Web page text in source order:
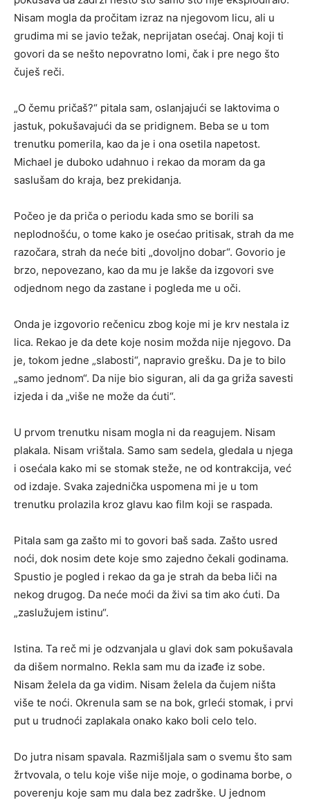
Nisam mogla da pročitam izraz na njegovom licu, ali u
grudima mi se javio težak, neprijatan osećaj. Onaj koji ti
govori da se nešto nepovratno lomi, čak i pre nego što
čuješ reči.
„O čemu pričaš?“ pitala sam, oslanjajući se laktovima o
jastuk, pokušavajući da se pridignem. Beba se u tom
trenutku pomerila, kao da je i ona osetila napetost.
Michael je duboko udahnuo i rekao da moram da ga
saslušam do kraja, bez prekidanja.
Počeo je da priča o periodu kada smo se borili sa
neplodnošću, o tome kako je osećao pritisak, strah da me
razočara, strah da neće biti „dovoljno dobar“. Govorio je
brzo, nepovezano, kao da mu je lakše da izgovori sve
odjednom nego da zastane i pogleda me u oči.
Onda je izgovorio rečenicu zbog koje mi je krv nestala iz
lica. Rekao je da dete koje nosim možda nije njegovo. Da
je, tokom jedne „slabosti“, napravio grešku. Da je to bilo
„samo jednom“. Da nije bio siguran, ali da ga griža savesti
izjeda i da „više ne može da ćuti“.
U prvom trenutku nisam mogla ni da reagujem. Nisam
plakala. Nisam vrištala. Samo sam sedela, gledala u njega
i osećala kako mi se stomak steže, ne od kontrakcija, već
od izdaje. Svaka zajednička uspomena mi je u tom
trenutku prolazila kroz glavu kao film koji se raspada.
Pitala sam ga zašto mi to govori baš sada. Zašto usred
noći, dok nosim dete koje smo zajedno čekali godinama.
Spustio je pogled i rekao da ga je strah da beba liči na
nekog drugog. Da neće moći da živi sa tim ako ćuti. Da
„zaslužujem istinu“.
Istina. Ta reč mi je odzvanjala u glavi dok sam pokušavala
da dišem normalno. Rekla sam mu da izađe iz sobe.
Nisam želela da ga vidim. Nisam želela da čujem ništa
više te noći. Okrenula sam se na bok, grleći stomak, i prvi
put u trudnoći zaplakala onako kako boli celo telo.
Do jutra nisam spavala. Razmišljala sam o svemu što sam
žrtvovala, o telu koje više nije moje, o godinama borbe, o
poverenju koje sam mu dala bez zadrške. U jednom